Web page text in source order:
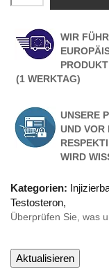
WIR
(1 WERKTAG)
UNSERE
UND VOR
WIRD
Kategorien:
Testosteron,
Überprüfen Sie, was